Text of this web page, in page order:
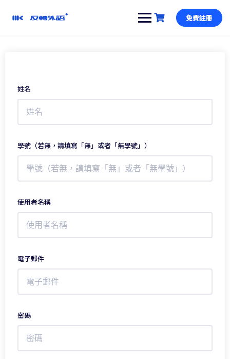
免費註冊
姓名
學號（若無，請填寫「無」或者「無學號」）
使用者名稱
電子郵件
密碼